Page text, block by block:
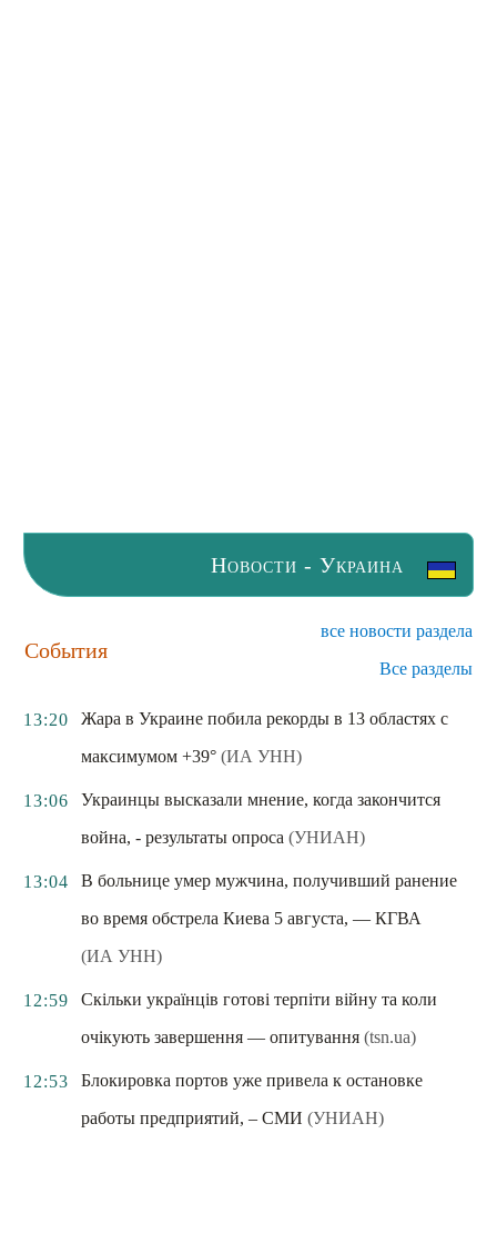
Новости - Украина
События
все новости раздела
Все разделы
13:20
Жара в Украине побила рекорды в 13 областях с
максимумом +39° (ИА УНН)
13:06
Украинцы высказали мнение, когда закончится
война, - результаты опроса (УНИАН)
13:04
В больнице умер мужчина, получивший ранение
во время обстрела Киева 5 августа, — КГВА
(ИА УНН)
12:59
Скільки українців готові терпіти війну та коли
очікують завершення — опитування (tsn.ua)
12:53
Блокировка портов уже привела к остановке
работы предприятий, – СМИ (УНИАН)